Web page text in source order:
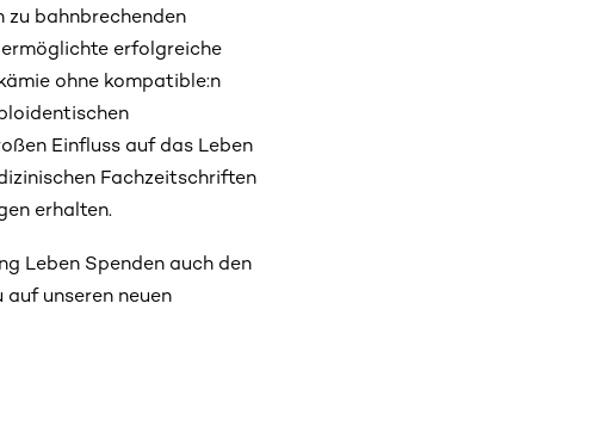
bahnbrechenden
erfolgreiche
ohne kompatible:n
Einfluss auf das Leben
Fachzeitschriften
erhalten.
Leben Spenden auch den
unseren neuen